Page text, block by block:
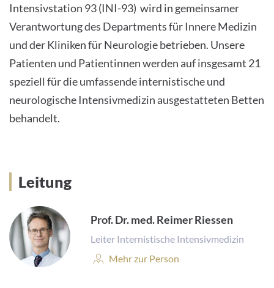
Impressum
Intensivstation 93 (INI-93) wird in gemeinsamer
Verantwortung des Departments für Innere Medizin
und der Kliniken für Neurologie betrieben. Unsere
Patienten und Patientinnen werden auf insgesamt 21
speziell für die umfassende internistische und
neurologische Intensivmedizin ausgestatteten Betten
behandelt.
Leitung
Prof. Dr. med. Reimer Riessen
Leiter Internistische Intensivmedizin
Personenprofil:
Mehr zur Person